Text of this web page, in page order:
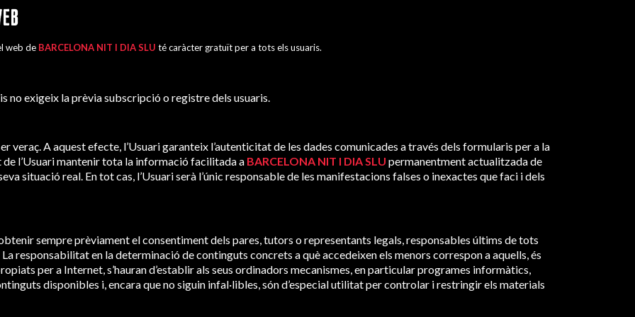
web de BARCELONA NIT I DIA SLU té caràcter gratuït per a tots els usuaris.
no exigeix ​​la prèvia subscripció o registre dels usuaris.
veraç. A aquest efecte, l’Usuari garanteix l’autenticitat de les dades comunicades a través dels formularis per a la
l’Usuari mantenir tota la informació facilitada a BARCELONA NIT I DIA SLU permanentment actualitzada de
situació real. En tot cas, l’Usuari serà l’únic responsable de les manifestacions falses o inexactes que faci i dels
sempre prèviament el consentiment dels pares, tutors o representants legals, responsables últims de tots
responsabilitat en la determinació de continguts concrets a què accedeixen els menors correspon a aquells, és
per a Internet, s’hauran d’establir als seus ordinadors mecanismes, en particular programes informàtics,
disponibles i, encara que no siguin infal·libles, són d’especial utilitat per controlar i restringir els materials